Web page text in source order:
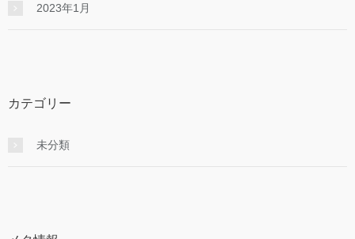
2023年1月
カテゴリー
未分類